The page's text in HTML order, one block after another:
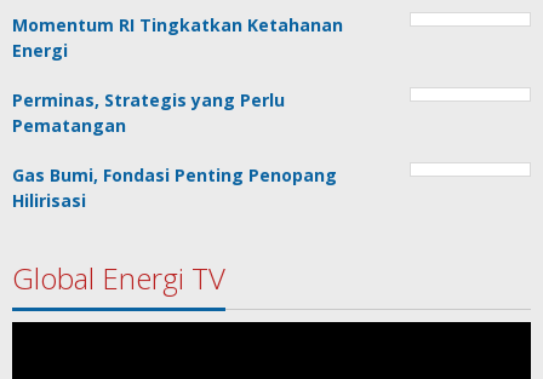
Momentum RI Tingkatkan Ketahanan
Energi
Perminas, Strategis yang Perlu
Pematangan
Gas Bumi, Fondasi Penting Penopang
Hilirisasi
Global Energi TV